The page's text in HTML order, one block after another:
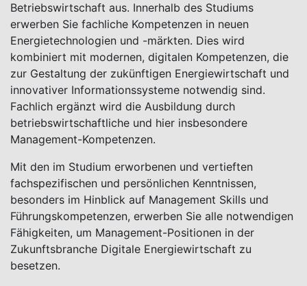
Betriebswirtschaft aus. Innerhalb des Studiums
erwerben Sie fachliche Kompetenzen in neuen
Energietechnologien und -märkten. Dies wird
kombiniert mit modernen, digitalen Kompetenzen, die
zur Gestaltung der zukünftigen Energiewirtschaft und
innovativer Informationssysteme notwendig sind.
Fachlich ergänzt wird die Ausbildung durch
betriebswirtschaftliche und hier insbesondere
Management-Kompetenzen.
Mit den im Studium erworbenen und vertieften
fachspezifischen und persönlichen Kenntnissen,
besonders im Hinblick auf Management Skills und
Führungskompetenzen, erwerben Sie alle notwendigen
Fähigkeiten, um Management-Positionen in der
Zukunftsbranche Digitale Energiewirtschaft zu
besetzen.